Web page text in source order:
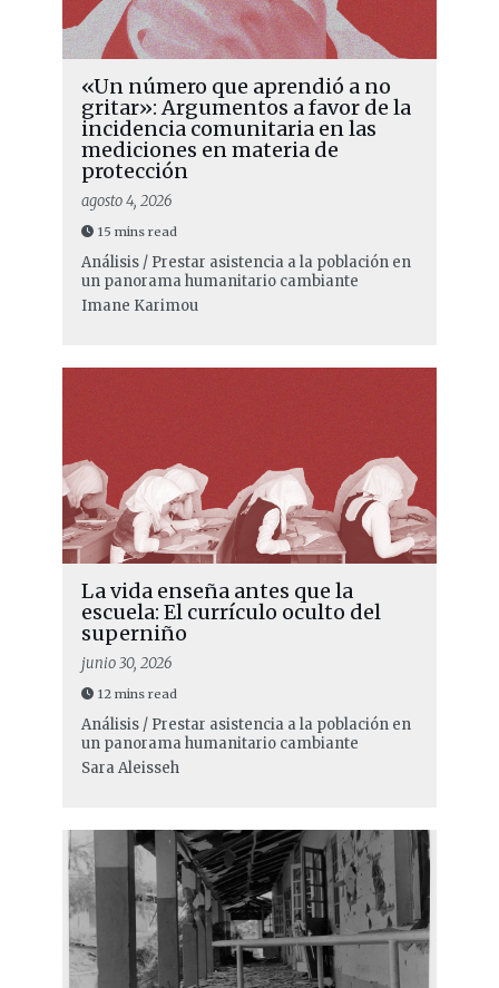
«Un número que aprendió a no
gritar»: Argumentos a favor de la
incidencia comunitaria en las
mediciones en materia de
protección
agosto 4, 2026
15 mins read
Análisis / Prestar asistencia a la población en
un panorama humanitario cambiante
Imane Karimou
La vida enseña antes que la
escuela: El currículo oculto del
superniño
junio 30, 2026
12 mins read
Análisis / Prestar asistencia a la población en
un panorama humanitario cambiante
Sara Aleisseh